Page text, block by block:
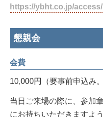
https://ybht.co.jp/
懇親会
会費
10,000円（要事前申込み
当日ご来場の際に、参加
にお持ちいただきますよ